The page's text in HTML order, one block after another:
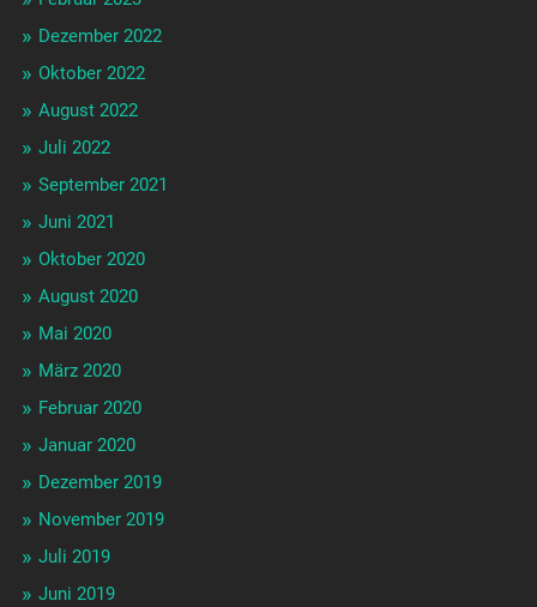
Dezember 2022
Oktober 2022
August 2022
Juli 2022
September 2021
Juni 2021
Oktober 2020
August 2020
Mai 2020
März 2020
Februar 2020
Januar 2020
Dezember 2019
November 2019
Juli 2019
Juni 2019